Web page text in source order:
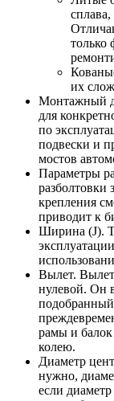
только
их
Монтажный
для
по
подвески и
мостов
Параметры
разболтовки
крепления
приводит к
Ширина (J).
Вылет.
нулевой. Он
рамы и
колею.
Диаметр
нужно,
если